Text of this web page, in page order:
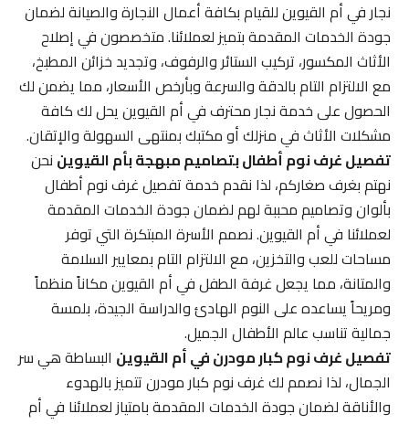
نجار في أم القيوين للقيام بكافة أعمال النجارة والصيانة لضمان
جودة الخدمات المقدمة بتميز لعملائنا. متخصصون في إصلاح
الأثاث المكسور، تركيب الستائر والرفوف، وتجديد خزائن المطبخ،
مع الالتزام التام بالدقة والسرعة وبأرخص الأسعار، مما يضمن لك
الحصول على خدمة نجار محترف في أم القيوين يحل لك كافة
مشكلات الأثاث في منزلك أو مكتبك بمنتهى السهولة والإتقان.
تفصيل غرف نوم أطفال بتصاميم مبهجة بأم القيويننحن
نهتم بغرف صغاركم، لذا نقدم خدمة تفصيل غرف نوم أطفال
بألوان وتصاميم محببة لهم لضمان جودة الخدمات المقدمة
لعملائنا في أم القيوين. نصمم الأسرة المبتكرة التي توفر
مساحات للعب والتخزين، مع الالتزام التام بمعايير السلامة
والمتانة، مما يجعل غرفة الطفل في أم القيوين مكاناً منظماً
ومريحاً يساعده على النوم الهادئ والدراسة الجيدة، بلمسة
جمالية تناسب عالم الأطفال الجميل.
تفصيل غرف نوم كبار مودرن في أم القيوينالبساطة هي سر
الجمال، لذا نصمم لك غرف نوم كبار مودرن تتميز بالهدوء
والأناقة لضمان جودة الخدمات المقدمة بامتياز لعملائنا في أم